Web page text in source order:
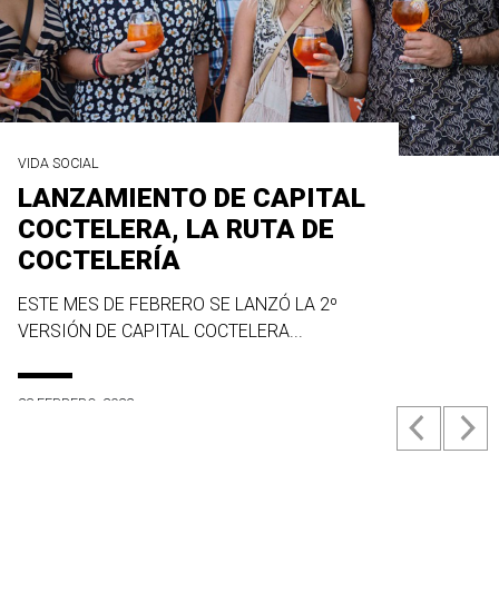
VIDA SOCIAL
LANZAMIENTO DE CAPITAL
COCTELERA, LA RUTA DE
COCTELERÍA
ESTE MES DE FEBRERO SE LANZÓ LA 2º
VERSIÓN DE CAPITAL COCTELERA...
23 FEBRERO, 2022